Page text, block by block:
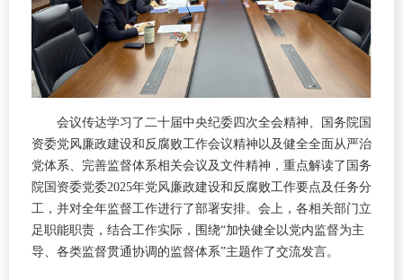
会议传达学习了二十届中央纪委四次全会精神、国务院国
资委党风廉政建设和反腐败工作会议精神以及健全全面从严治
党体系、完善监督体系相关会议及文件精神，重点解读了国务
院国资委党委2025年党风廉政建设和反腐败工作要点及任务分
工，并对全年监督工作进行了部署安排。会上，各相关部门立
足职能职责，结合工作实际，围绕“加快健全以党内监督为主
导、各类监督贯通协调的监督体系”主题作了交流发言。